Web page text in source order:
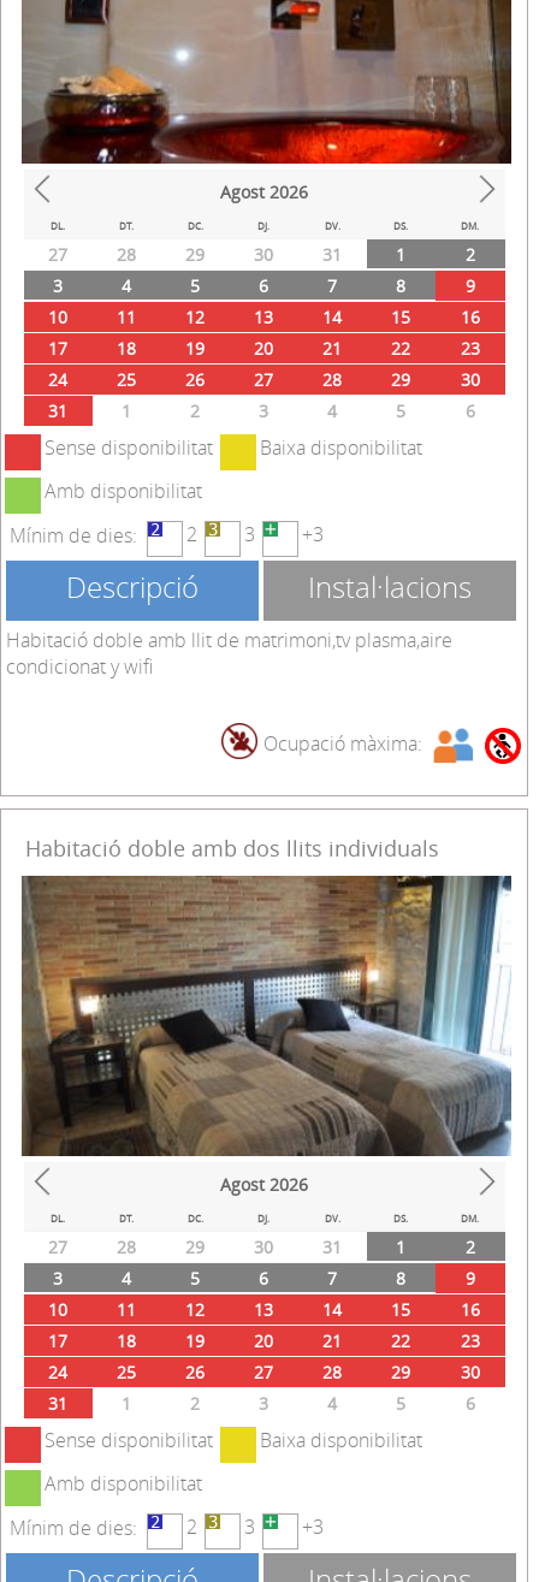
Prev Next
Agost 2026
DL. DT. DC. DJ. DV. DS. DM.
27 28 29 30 31 1
2
3
4 5 6 7 8
9
10
11 12 13 14 15
16
17
18 19 20 21 22
23
24
25 26 27 28 29
30
31
1 2 3 4 5 6
Sense disponibilitat
Baixa disponibilitat
Amb disponibilitat
Mínim de dies:
2 3 +3
Descripció Instal·lacions
Habitació doble amb llit de matrimoni,tv plasma,aire
condicionat y wifi
Ocupació màxima:
Habitació doble amb dos llits individuals
Prev Next
Agost 2026
DL. DT. DC. DJ. DV. DS. DM.
27 28 29 30 31 1
2
3
4 5 6 7 8
9
10
11 12 13 14 15
16
17
18 19 20 21 22
23
24
25 26 27 28 29
30
31
1 2 3 4 5 6
Sense disponibilitat
Baixa disponibilitat
Amb disponibilitat
Mínim de dies:
2 3 +3